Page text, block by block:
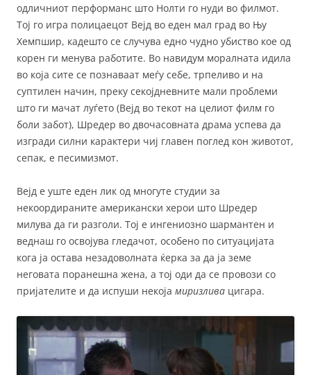
одличниот перформанс што Нолти го нуди во филмот.
Тој го игра полицаецот Вејд во еден мал град во Њу
Хемпшир, кадешто се случува едно чудно убиство кое од
корен ги менува работите. Во навидум моралната идила
во која сите се познаваат меѓу себе, трпеливо и на
суптилен начин, преку секојдневните мали проблеми
што ги мачат луѓето (Вејд во текот на целиот филм го
боли забот), Шредер во двочасовната драма успева да
изгради силни карактери чиј главен поглед кон животот,
сепак, е песимизмот.
Вејд е уште еден лик од многуте студии за
некоордираните американски херои што Шредер
милува да ги разголи. Тој е ингениозно шармантен и
веднаш го освојува гледачот, особено по ситуацијата
кога ја остава незадоволната ќерка за да ја земе
неговата поранешна жена, а тој оди да се провози со
пријателите и да испуши некоја миризлива цигара.